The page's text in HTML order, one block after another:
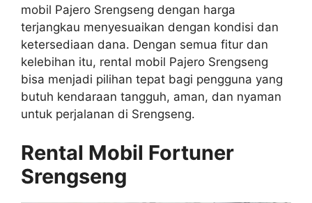
mobil Pajero Srengseng dengan harga
terjangkau menyesuaikan dengan kondisi dan
ketersediaan dana. Dengan semua fitur dan
kelebihan itu, rental mobil Pajero Srengseng
bisa menjadi pilihan tepat bagi pengguna yang
butuh kendaraan tangguh, aman, dan nyaman
untuk perjalanan di Srengseng.
Rental Mobil Fortuner
Srengseng